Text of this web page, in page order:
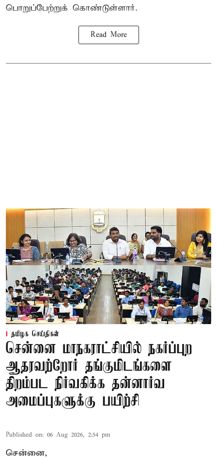
பொறுப்பேற்றுக் கொண்டுள்ளார்.
Read More
தமிழக செய்திகள்
சென்னை மாநகராட்சியில் நகர்ப்புற
ஆதரவற்றோர் தங்குமிடங்களை
திறம்பட நிர்வகிக்க தன்னார்வ
அமைப்புகளுக்கு பயிற்சி
Published on: 06 Aug 2026, 2:54 pm
சென்னை,